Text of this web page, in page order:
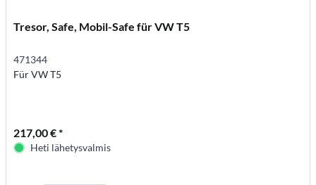
Tresor, Safe, Mobil-Safe für VW T5
471344
Für VW T5
217,00 € *
Heti lähetysvalmis